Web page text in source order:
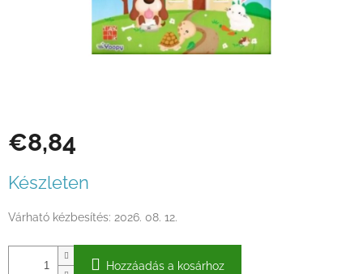
€8,84
Készleten
Várható kézbesítés: 2026. 08. 12.
Hozzáadás a kosárhoz